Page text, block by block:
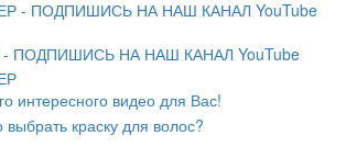
ПОДПИШИСЬ НА НАШ КАНАЛ YouTube
интересного видео для Вас!